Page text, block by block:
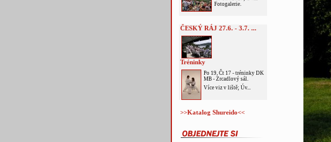
Fotogalerie.
ČESKÝ RÁJ 27.6. - 3.7. ...
Tréninky
Po 19, Čt 17 - tréninky DK
MB - Zrcadlový sál.
Více viz v liště; Úv...
>>Katalog Shureido<<